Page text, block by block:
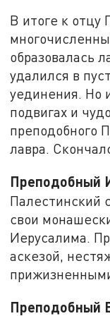
В итоге к отцу
образовалась
удалился в
уединения. Но
подвигах и
преподобного
лавра.
Преподобный
Палестинский
свои
Иерусалима.
аскезой,
Преподобный